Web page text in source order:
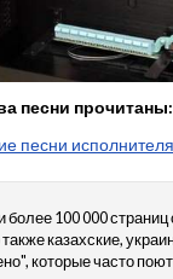
песни прочитаны:
песни
более 100 000
также казахские,
которые часто